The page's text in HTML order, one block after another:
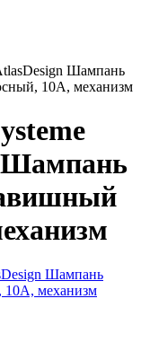
Шампань
10А, механизм
Шампань